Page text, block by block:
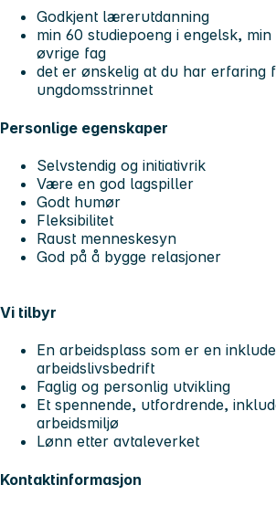
Godkjent lærerutdanning
min 60 studiepoeng i engelsk,
øvrige fag
det er ønskelig at du har erfaring
ungdomsstrinnet
Personlige egenskaper
Selvstendig og initiativrik
Være en god lagspiller
Godt humør
Fleksibilitet
Raust menneskesyn
God på å bygge relasjoner
Vi tilbyr
En arbeidsplass som er en
arbeidslivsbedrift
Faglig og personlig utvikling
Et spennende, utfordrende,
arbeidsmiljø
Lønn etter avtaleverket
Kontaktinformasjon